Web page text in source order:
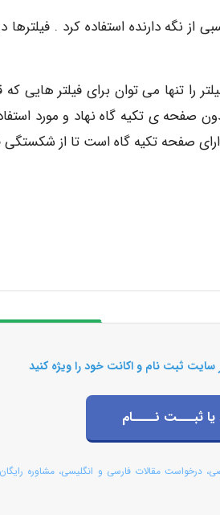
از نگه دارنده استفاده کرد . فیلترها
را تنها می توان برای فیلتر هایی که
صفحه ی تکیه گاه نهاد و مورد
صفحه تکیه گاه است تا از شکستگی
سایت ثبت نام و اکانت خود را ویژه کنید
ثبـــت نــــام
درخواست مقالات فارسی و انگلیسی، مشاوره